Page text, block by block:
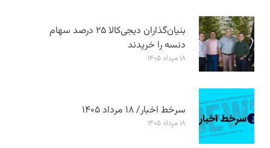
بنیان‌گذاران دیجی‌کالا ۲۵ درصد سهام
دنسه را خریدند
۱۸ مرداد ۱۴۰۵
سرخط اخبار/ ۱۸ مرداد ۱۴۰۵
۱۸ مرداد ۱۴۰۵